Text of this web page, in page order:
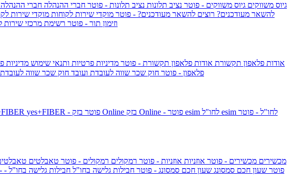
גיוס משווקים גיוס משווקים - פוטר נציב תלונות נציב תלונות - פוטר חברי ההנהלה חברי
להשאר מעודכנים? רוצים להשאר מעודכנים? - פוטר מוקדי שירות לקוחות מוקדי שירות
וזימון תור - פוטר רשימת מרכזי שירות
אודות פלאפון תקשורת אודות פלאפון תקשורת - פוטר מדיניות פרטיות ותנאי שימוש מדיניות
פלאפון - פוטר חוק שכר שווה לעובדת ועובד חוק שכר שווה
yes+FIBER - פוטר בזק Online
esim לחו"ל - פוטר
מכשירים מכשירים - פוטר אוזניות אוזניות - פוטר רמקולים רמקולים - פוטר טאבלטים
שעון Apple Watch Series 10 - פוטר שעון חכם סמסונג שעון חכם סמסונג - פוטר חבילות גלישה בחו"ל חבילות גלישה בחו"ל -